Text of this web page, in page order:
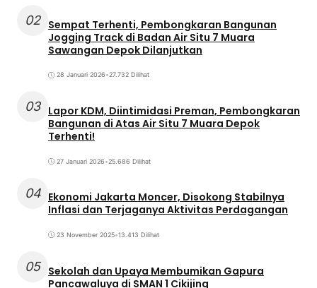
02 Sempat Terhenti, Pembongkaran Bangunan
Jogging Track di Badan Air Situ 7 Muara
Sawangan Depok Dilanjutkan
28 Januari 2026•27.732 Dilihat
03 Lapor KDM, Diintimidasi Preman, Pembongkaran
Bangunan di Atas Air Situ 7 Muara Depok
Terhenti!
27 Januari 2026•25.686 Dilihat
04 Ekonomi Jakarta Moncer, Disokong Stabilnya
Inflasi dan Terjaganya Aktivitas Perdagangan
23 November 2025•13.413 Dilihat
05 Sekolah dan Upaya Membumikan Gapura
Pancawaluya di SMAN 1 Cikijing